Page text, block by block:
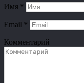
Имя *
Email *
Комментарий